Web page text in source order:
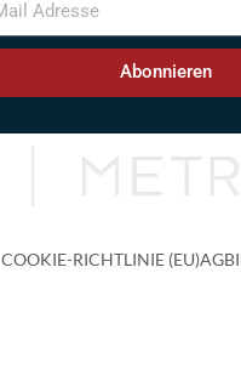
Abonnieren
COOKIE-RICHTLINIE (EU)AGB